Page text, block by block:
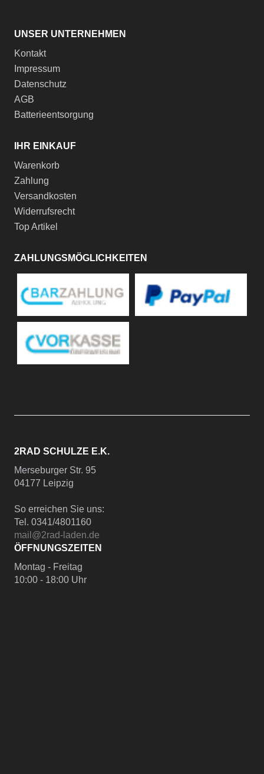
UNSER UNTERNEHMEN
Kontakt
Impressum
Datenschutz
AGB
Batterieentsorgung
IHR EINKAUF
Warenkorb
Zahlung
Versandkosten
Widerrufsrecht
Top Artikel
ZAHLUNGSMÖGLICHKEITEN
2RAD SCHULZE E.K.
Merseburger Str. 95
04177 Leipzig
So erreichen Sie uns:
Tel. 0341/4801160
mail@2rad-laden.de
ÖFFNUNGSZEITEN
Montag - Freitag
10:00 - 18:00 Uhr